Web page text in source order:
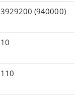
3929200 (940000)
10
110